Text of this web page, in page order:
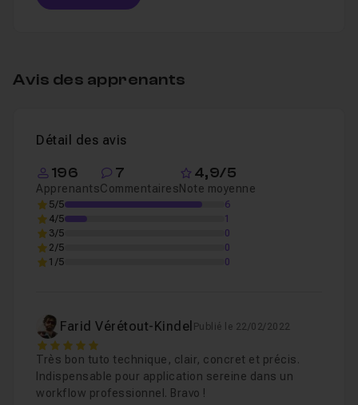
Avis des apprenants
Détail des avis
196
Apprenants
7
Commentaires
4,9/5
Note moyenne
5/5
6
4/5
1
3/5
0
2/5
0
1/5
0
Farid Vérétout-Kindel Publié le 22/02/2022
5
Très bon tuto technique, clair, concret et précis.
Indispensable pour application sereine dans un
workflow professionnel. Bravo !